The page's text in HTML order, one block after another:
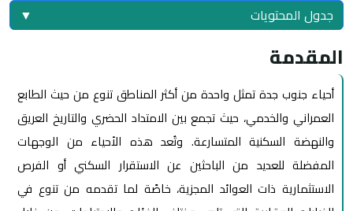
جدول المحتويات ▼
المقدمة
أحياء جنوب جدة تمثل واحدة من أكثر المناطق تنوع من حيث الطابع
العمراني والخدمي، حيث تجمع بين الامتداد الحضري والتاريخ العريق
والنهضة السكنية المتسارعة. وتُعد هذه الأحياء من الوجهات
المفضلة للعديد من الباحثين عن الاستقرار السكني أو الفرص
الاستثمارية ذات العوائد المجزية، خاصًة لما تقدمه من تنوع في